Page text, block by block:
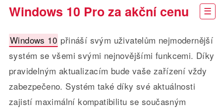
Windows 10 Pro za akční cenu
Windows 10 přináší svým uživatelům nejmodernější
systém se všemi svými nejnovějšími funkcemi. Díky
pravidelným aktualizacím bude vaše zařízení vždy
zabezpečeno. Systém také díky své aktuálnosti
zajistí maximální kompatibilitu se současným